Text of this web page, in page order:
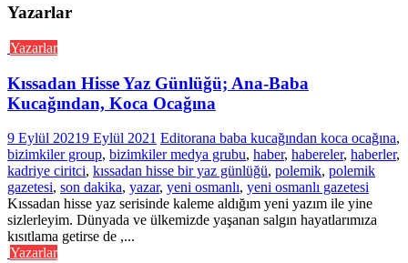
Yazarlar
Yazarlar
Kıssadan Hisse Yaz Günlüğü; Ana-Baba
Kucağından, Koca Ocağına
9 Eylül 20219 Eylül 2021 Editorana baba kucağından koca ocağına,
bizimkiler group, bizimkiler medya grubu, haber, habereler, haberler,
kadriye ciritci, kıssadan hisse bir yaz günlüğü, polemik, polemik
gazetesi, son dakika, yazar, yeni osmanlı, yeni osmanlı gazetesi
Kıssadan hisse yaz serisinde kaleme aldığım yeni yazım ile yine
sizlerleyim. Dünyada ve ülkemizde yaşanan salgın hayatlarımıza
kısıtlama getirse de ,...
Yazarlar